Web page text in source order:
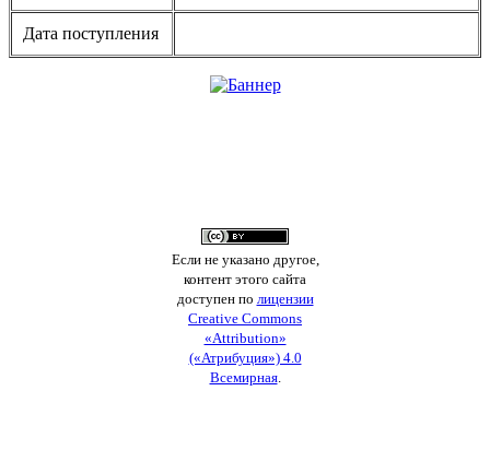
Дата поступления
Если не указано другое,
контент этого сайта
доступен по лицензии
Creative Commons
«Attribution»
(«Атрибуция») 4.0
Всемирная.